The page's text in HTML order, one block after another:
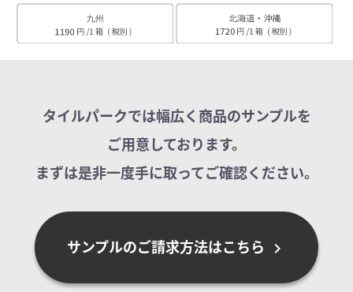
タイルパークでは幅広く商品のサンプルを
ご用意しております。
まずは是非一度手に取ってご確認ください。
サンプルのご請求方法はこちら chevron_right